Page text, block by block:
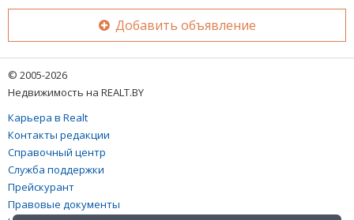
Добавить объявление
© 2005-2026
Недвижимость на REALT.BY
Карьера в Realt
Контакты редакции
Справочный центр
Служба поддержки
Прейскурант
Правовые документы